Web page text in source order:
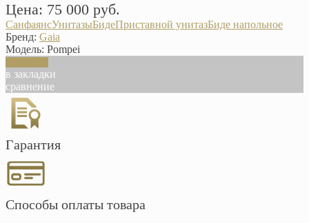
Цена: 75 000 руб.
СанфаянсУнитазыБидеПриставной унитазБиде напольное
Бренд: Gaia
Модель: Pompei
в закладки
сравнение
Гарантия
Способы оплаты товара